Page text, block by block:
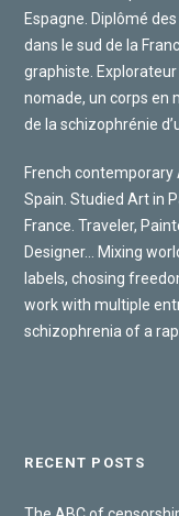
Espagne. Diplômé
dans le sud de la
graphiste. Explorateur
nomade, un corps
de la schizophrénie
French contemporary
Spain. Studied Art in
France. Traveler,
Designer… Mixing
labels, chosing
work with multiple
schizophrenia of a
RECENT POSTS